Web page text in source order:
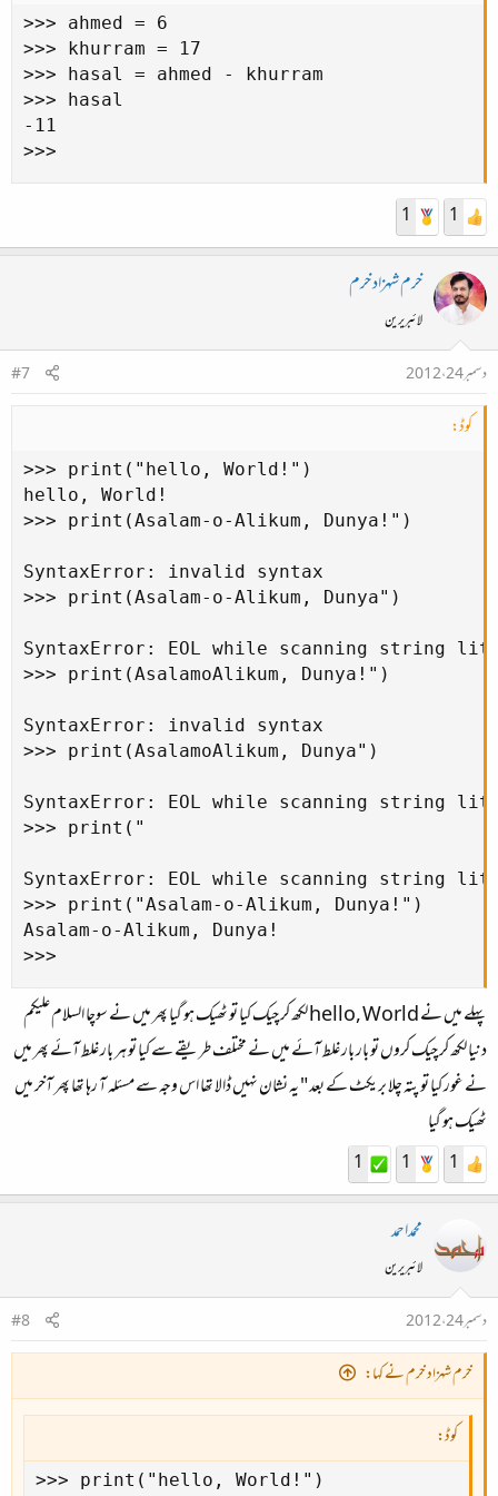
>>> ahmed = 6
>>> khurram = 17
>>> hasal = ahmed - khurram
>>> hasal
-11
>>>
1
1
خرم شہزاد خرم
لائبریرین
دسمبر 24، 2012
#7
کوڈ:
>>> print("hello, World!")
hello, World!
>>> print(Asalam-o-Alikum, Dunya!")
SyntaxError: invalid syntax
>>> print(Asalam-o-Alikum, Dunya")
SyntaxError: EOL while scanning string
>>> print(AsalamoAlikum, Dunya!")
SyntaxError: invalid syntax
>>> print(AsalamoAlikum, Dunya")
SyntaxError: EOL while scanning string
>>> print("
SyntaxError: EOL while scanning string
>>> print("Asalam-o-Alikum, Dunya!")
Asalam-o-Alikum, Dunya!
>>>
پہلے میں نے hello, World لکھ کر چیک کیا تو ٹھیک ہو گیا پھر میں نے سوچا السلام علیکم
دنیا لکھ کر چیک کروں تو بار بار غلط آئے میں نے مختلف طریقے سے کیا تو ہر بار غلط آئے پھر میں
نے غور کیا تو پتہ چلا بریکٹ کے بعد " یہ نشان نہیں ڈالا تھا اس وجہ سے مسئلہ آ رہا تھا پھر آخر میں
ٹھیک ہو گیا
1
1
1
محمداحمد
لائبریرین
دسمبر 24، 2012
#8
خرم شہزاد خرم نے کہا:
کوڈ:
>>> print("hello, World!")